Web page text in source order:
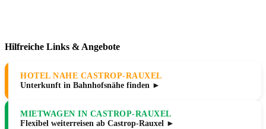
Hilfreiche Links & Angebote
HOTEL NAHE CASTROP-RAUXEL
Unterkunft in Bahnhofsnähe finden ►
MIETWAGEN IN CASTROP-RAUXEL
Flexibel weiterreisen ab Castrop-Rauxel ►